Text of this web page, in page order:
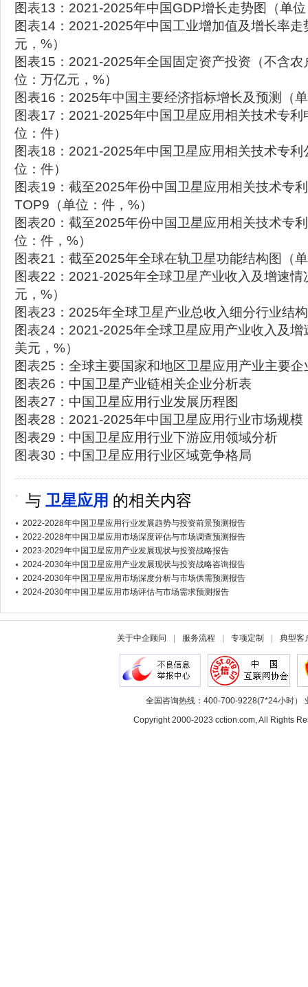
图表13：2021-2025年中国GDP增长走势图（单
图表14：2021-2025年中国工业增加值及增长率走
元，%）
图表15：2021-2025年全国固定资产投资（不含农
位：万亿元，%）
图表16：2025年中国主要经济指标增长及预测（
图表17：2021-2025年中国卫星应用相关技术专
位：件）
图表18：2021-2025年中国卫星应用相关技术专
位：件）
图表19：截至2025年份中国卫星应用相关技术专
TOP9（单位：件，%）
图表20：截至2025年份中国卫星应用相关技术专
位：件，%）
图表21：截至2025年全球在轨卫星功能结构图（
图表22：2021-2025年全球卫星产业收入及增速情
元，%）
图表23：2025年全球卫星产业总收入细分行业结
图表24：2021-2025年全球卫星应用产业收入及
美元，%）
图表25：全球主要国家和地区卫星应用产业主要企
图表26：中国卫星产业链相关企业分析表
图表27：中国卫星应用行业发展历程图
图表28：2021-2025年中国卫星应用行业市场规模
图表29：中国卫星应用行业下游应用领域分析
图表30：中国卫星应用行业区域竞争格局
与 卫星应用 的相关内容
2022-2028年中国卫星应用行业发展趋势与投资前景预测报告
2022-2028年中国卫星应用市场深度评估与市场调查预测报告
2023-2029年中国卫星应用产业发展现状与投资战略报告
2024-2030年中国卫星应用产业发展现状与投资战略咨询报告
2024-2030年中国卫星应用市场深度分析与市场供需预测报告
2024-2030年中国卫星应用市场评估与市场需求预测报告
关于中企顾问 服务流程 专项定制 典型客
全国咨询热线：400-700-9228(7*24小时）
Copyright 2000-2023 cction.com, All Rights